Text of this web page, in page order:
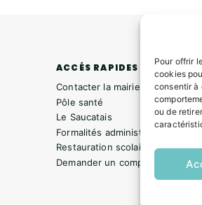
Pour offrir
cookies
consentir à
ou de
ACCÉS RAPIDES
Contacter la mairie
Pôle santé
Le Saucatais
Formalités administratives
Restauration scolaire
Demander un composteur